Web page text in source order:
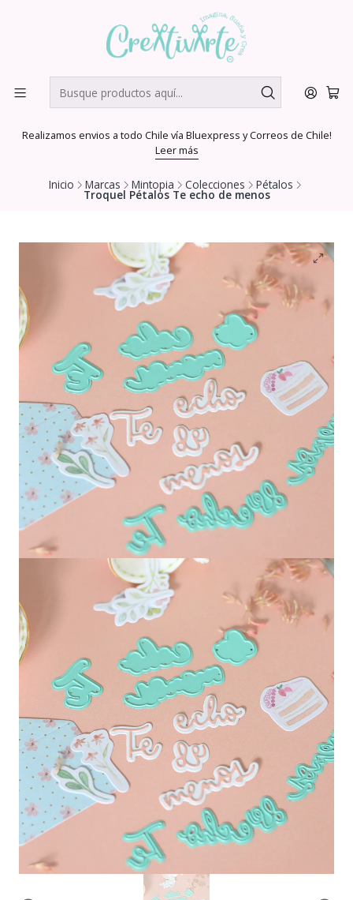
Realizamos envios a todo Chile vía Bluexpress y Correos de Chile!
Leer más
Inicio Marcas Mintopia Colecciones Pétalos
Troquel Pétalos Te echo de menos